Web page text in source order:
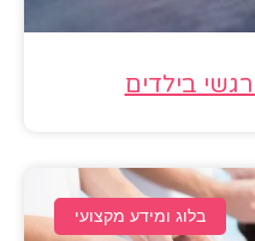
בילדים
בלוג ומידע מקצועי